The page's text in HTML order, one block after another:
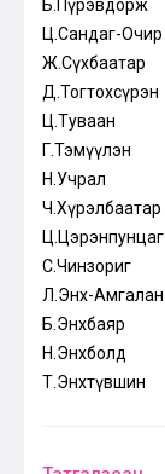
Б.Пүрэвдорж
Ц.Сандаг-Очир
Ж.Сүхбаатар
Д.Тогтохсүрэн
Ц.Туваан
Г.Тэмүүлэн
Н.Учрал
Ч.Хүрэлбаатар
Ц.Цэрэнпунцаг
С.Чинзориг
Л.Энх-Амгалан
Б.Энхбаяр
Н.Энхболд
Т.Энхтүвшин